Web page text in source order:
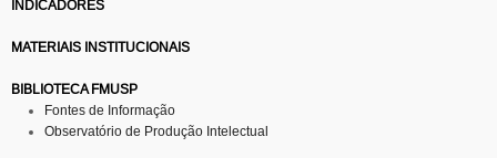
INDICADORES
MATERIAIS INSTITUCIONAIS
BIBLIOTECA FMUSP
Fontes de Informação
Observatório de Produção Intelectual